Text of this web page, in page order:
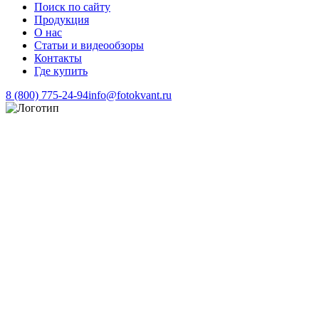
Поиск по сайту
Продукция
О нас
Статьи и видеообзоры
Контакты
Где купить
8 (800) 775-24-94info@fotokvant.ru